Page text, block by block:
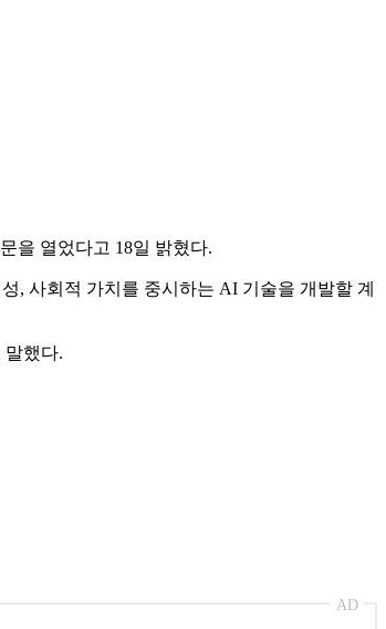
을 열었다고 18일 밝혔다.
, 사회적 가치를 중시하는 AI 기술을 개발할 계
했다.
AD